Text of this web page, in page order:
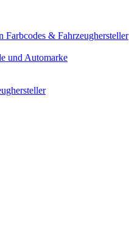
Farbcodes & Fahrzeughersteller
und Automarke